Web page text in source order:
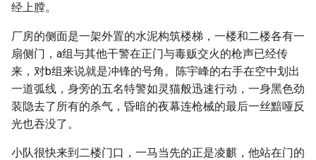
经上膛。
厂房的侧面是一架外置的水泥构筑楼梯，一楼和二楼各有一
扇侧门，a组与其他干警在正门与毒贩交火的枪声已经传
来，对b组来说就是冲锋的号角。陈宇峰的右手在空中划出
一道弧线，身旁的五名特警如灵猫般迅速行动，一身黑色劲
装隐去了所有的杀气，昏暗的夜幕连枪械的最后一丝黯哑反
光也吞没了。
小队很快来到二楼门口，一马当先的正是凌麒，他站在门的